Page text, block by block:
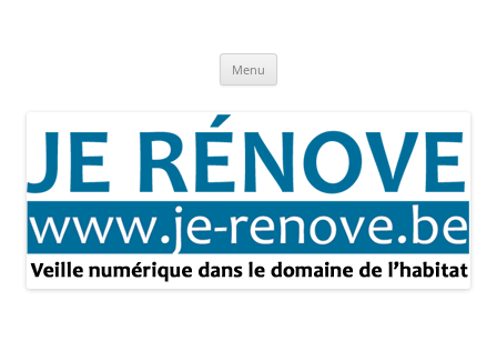
Menu